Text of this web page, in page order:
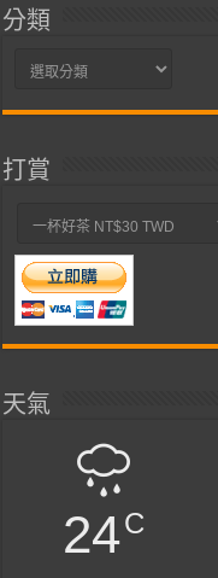
分類
分
打賞
天氣
24C